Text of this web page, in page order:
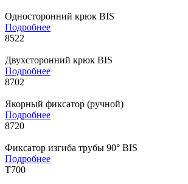
Односторонний крюк BIS
Подробнее
8522
Двухсторонний крюк BIS
Подробнее
8702
Якорный фиксатор (ручной)
Подробнее
8720
Фиксатор изгиба трубы 90° BIS
Подробнее
Т700